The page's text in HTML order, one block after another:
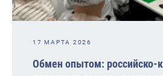
События в России и мире
17 МАРТА 2026
Обмен опытом: российско-